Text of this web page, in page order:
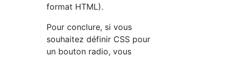
format HTML).
Pour conclure, si vous
souhaitez définir CSS pour
un bouton radio, vous